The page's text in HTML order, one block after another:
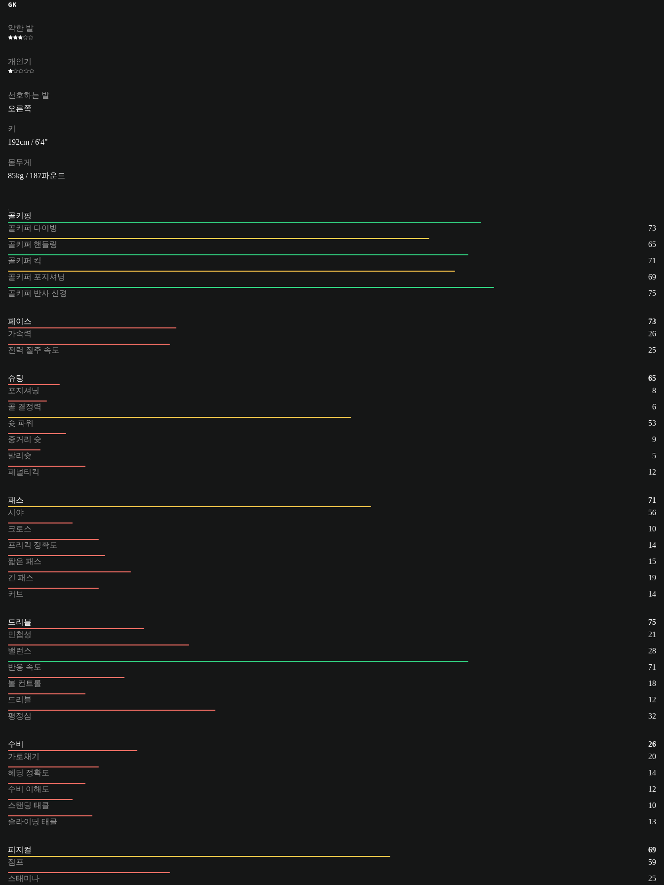
GK
약한 발
개인기
선호하는 발
오른쪽
키
192cm / 6'4"
몸무게
85kg / 187파운드
골키핑
골키퍼 다이빙
73
골키퍼 핸들링
65
골키퍼 킥
71
골키퍼 포지셔닝
69
골키퍼 반사 신경
75
페이스
73
가속력
26
전력 질주 속도
25
슈팅
65
포지셔닝
8
골 결정력
6
슛 파워
53
중거리 슛
9
발리슛
5
페널티킥
12
패스
71
시야
56
크로스
10
프리킥 정확도
14
짧은 패스
15
긴 패스
19
커브
14
드리블
75
민첩성
21
밸런스
28
반응 속도
71
볼 컨트롤
18
드리블
12
평정심
32
수비
26
가로채기
20
헤딩 정확도
14
수비 이해도
12
스탠딩 태클
10
슬라이딩 태클
13
피지컬
69
점프
59
스태미나
25